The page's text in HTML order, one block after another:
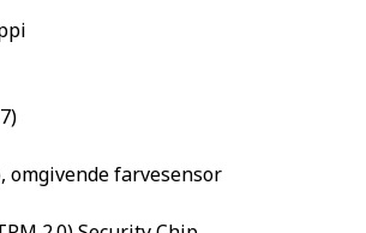
omgivende farvesensor